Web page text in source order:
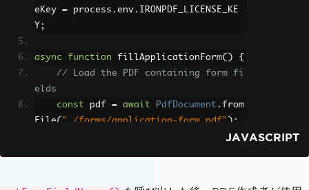
eKey = process . env . IRONPDF_LICENSE_KE
Y ;
async function fillApplicationForm()
{
// Load the PDF containing form fi
elds
const pdf = await PdfDocument . from
File( "./forms/application-form.pdf" );
fieldNames await
JAVASCRIPT